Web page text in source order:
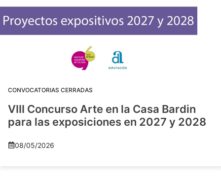
CONVOCATORIAS CERRADAS
VIII Concurso Arte en la Casa Bardin
para las exposiciones en 2027 y 2028
08/05/2026